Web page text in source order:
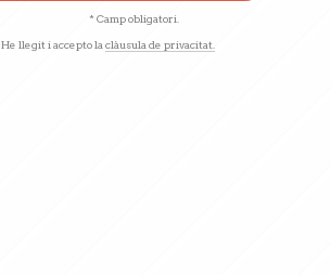
* Camp obligatori.
He llegit i accepto la clàusula de privacitat.